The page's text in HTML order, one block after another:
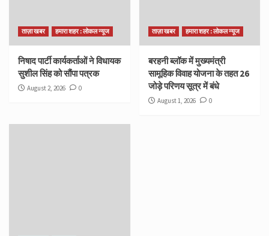
ताज़ा खबर हमारा शहर : लोकल न्यूज
निषाद पार्टी कार्यकर्ताओं ने विधायक
सुशील सिंह को सौंपा पत्रक
August 2, 2026 0
ताज़ा खबर हमारा शहर : लोकल न्यूज
बरहनी ब्लॉक में मुख्यमंत्री
सामूहिक विवाह योजना के तहत 26
जोड़े परिणय सूत्र में बंधे
August 1, 2026 0